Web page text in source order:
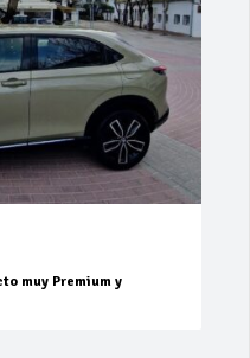
muy Premium y